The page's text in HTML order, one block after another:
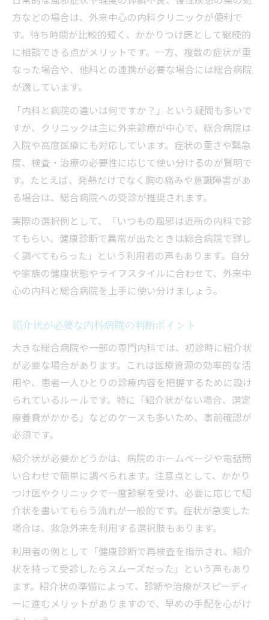
方などの場合は、外来中心の内科クリニックが便利で
す。待ち時間が比較的短く、かかりつけ医として継続的
に相談できる点がメリットです。一方、複数の症状が重
なった場合や、他科との連携が必要な場合には総合病院
が適しています。
「内科と病院の違いは何ですか？」という疑問も多いで
すが、クリニックは主に外来診療が中心で、総合病院は
入院や高度医療にも対応しています。症状の重さや緊急
度、検査・治療の必要性に応じて使い分けるのが賢明で
す。たとえば、発熱だけでなく胸の痛みや意識障害があ
る場合は、総合病院への受診が推奨されます。
実際の選択例として、「いつもの風邪は近所の内科で診
てもらい、健康診断で異常が出たときは総合病院で詳し
く調べてもらった」という利用者の声もあります。自分
や家族の健康状態やライフスタイルに合わせて、外来中
心の内科と総合病院を上手に使い分けましょう。
紹介状が必要な内科病院の判断ポイント
大きな総合病院や一部の専門内科では、初診時に紹介状
が必要な場合があります。これは医療資源の効率的な活
用や、患者一人ひとりの診療内容を把握するために設け
られているルールです。特に「紹介状がない場合、選定
療養費がかかる」などのケースも多いため、事前確認が
必須です。
紹介状が必要かどうかは、病院のホームページや電話問
い合わせで簡単に調べられます。注意点として、かかり
つけ医やクリニックで一度診察を受け、必要に応じて紹
介状を書いてもらう流れが一般的です。症状が急変した
場合は、救急外来を利用する選択肢もあります。
利用者の例として「健康診断で再検査を指示され、紹介
状を持って受診したらスムーズだった」という声もあり
ます。紹介状の準備によって、診断や治療がスピーディ
ーに進むメリットがありますので、早めの手配を心がけ